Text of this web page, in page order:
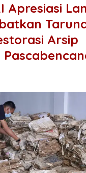
Apresiasi
Arsip